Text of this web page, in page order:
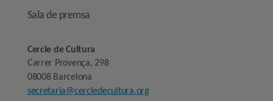
Sala de premsa
Cercle de Cultura
Carrer Provença, 298
08008 Barcelona
secretaria@cercledecultura.org